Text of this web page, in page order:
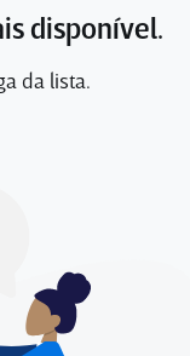
disponível.
da lista.